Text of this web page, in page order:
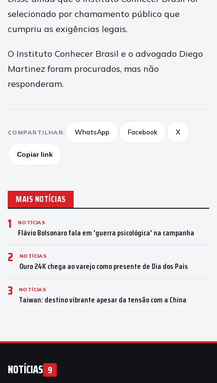
selecionado por chamamento público que
cumpriu as exigências legais.
O Instituto Conhecer Brasil e o advogado Diego
Martinez foram procurados, mas não
responderam.
COMPARTILHAR: WhatsApp Facebook X
Copiar link
MAIS NOTÍCIAS
1 NOTÍCIAS
Flávio Bolsonaro fala em 'guerra psicológica' na campanha
2 NOTÍCIAS
Ouro 24K chega ao varejo como presente de Dia dos Pais
3 NOTÍCIAS
Taiwan: destino vibrante apesar da tensão com a China
NOTÍCIAS 9